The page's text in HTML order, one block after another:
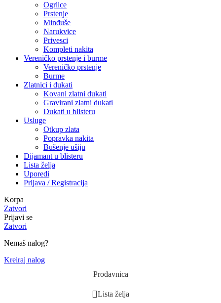
Ogrlice
Prstenje
Minđuše
Narukvice
Privesci
Kompleti nakita
Vereničko prstenje i burme
Vereničko prstenje
Burme
Zlatnici i dukati
Kovani zlatni dukati
Gravirani zlatni dukati
Dukati u blisteru
Usluge
Otkup zlata
Popravka nakita
Bušenje ušiju
Dijamant u blisteru
Lista želja
Uporedi
Prijava / Registracija
Korpa
Zatvori
Prijavi se
Zatvori
Nemaš nalog?
Kreiraj nalog
Prodavnica
Lista želja